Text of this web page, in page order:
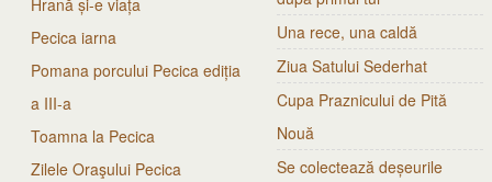
Hrană și-e viața
Pecica iarna
Pomana porcului Pecica ediția
a III-a
Toamna la Pecica
Zilele Oraşului Pecica
Una rece, una caldă
Ziua Satului Sederhat
Cupa Praznicului de Pită
Nouă
Se colectează deșeurile